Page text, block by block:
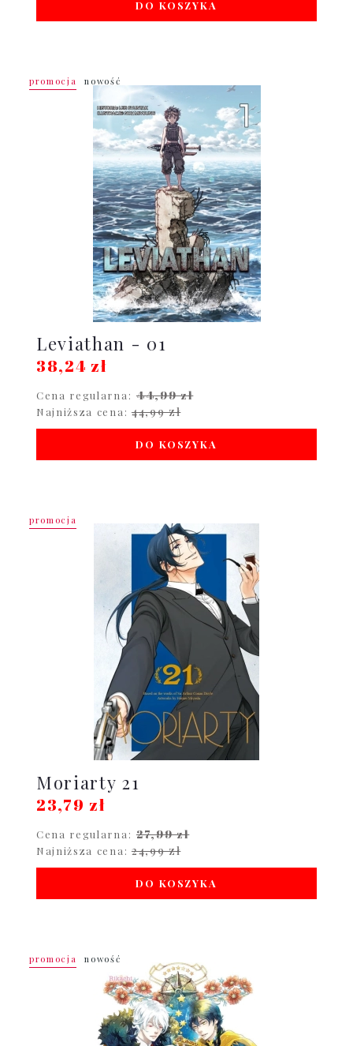
DO KOSZYKA
Leviathan - 01
38,24 zł
Cena regularna: 44,99 zł
Najniższa cena: 44,99 zł
DO KOSZYKA
promocja nowość
Moriarty 21
23,79 zł
Cena regularna: 27,99 zł
Najniższa cena: 24,99 zł
DO KOSZYKA
promocja
promocja nowość